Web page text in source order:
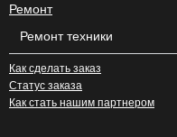
Ремонт
Ремонт техники
Как сделать заказ
Статус заказа
Как стать нашим партнером